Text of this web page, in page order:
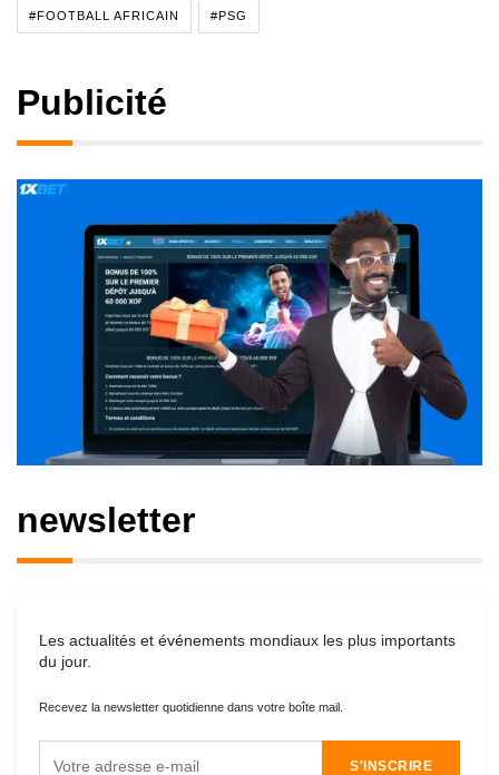
#FOOTBALL AFRICAIN #PSG
Publicité
newsletter
Les actualités et événements mondiaux les plus importants
du jour.
Recevez la newsletter quotidienne dans votre boîte mail.
S'INSCRIRE